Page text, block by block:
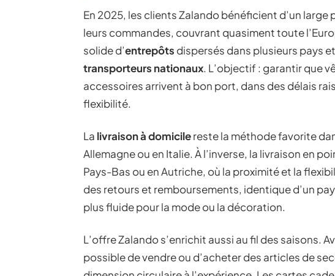
En 2025, les clients Zalando bénéficient d’un large
leurs commandes, couvrant quasiment toute
solide d’entrepôts dispersés dans plusieurs pays
transporteurs nationaux. L’objectif : garantir que
accessoires arrivent à bon port, dans des délais
flexibilité.
La livraison à domicilereste la méthode favorite
Allemagne ou en Italie. À l’inverse, la livraison en
Pays-Bas ou en Autriche, où la proximité et la
des retours et remboursements, identique d’un
plus fluide pour la mode ou la décoration.
L’offre Zalando s’enrichit aussi au fil des saisons.
possible de vendre ou d’acheter des articles de